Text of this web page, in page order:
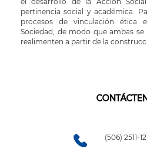
pertinencia social y académica.
procesos de vinculación ética
Sociedad, de modo que ambas
realimenten a partir de la
(506) 2511-